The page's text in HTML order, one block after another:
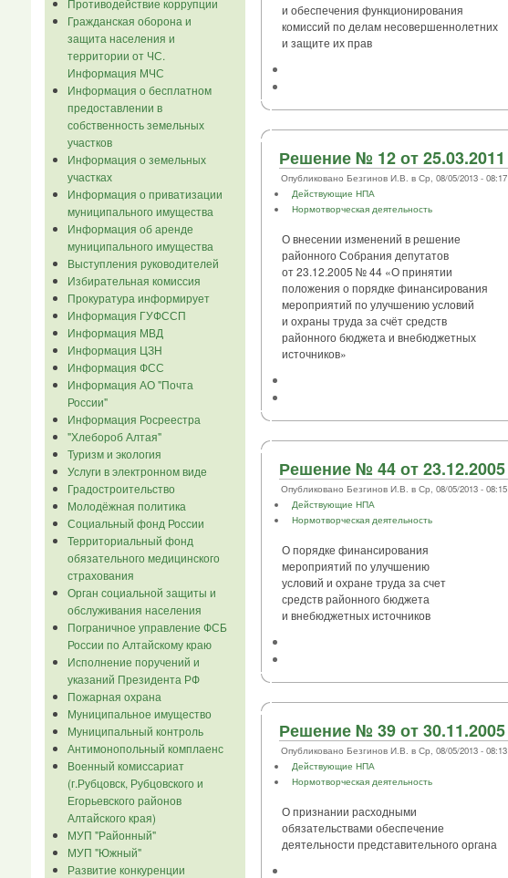
Противодействие коррупции
Гражданская оборона и
защита населения и
территории от ЧС.
Информация МЧС
Информация о бесплатном
предоставлении в
собственность земельных
участков
Информация о земельных
участках
Информация о приватизации
муниципального имущества
Информация об аренде
муниципального имущества
Выступления руководителей
Избирательная комиссия
Прокуратура информирует
Информация ГУФССП
Информация МВД
Информация ЦЗН
Информация ФСС
Информация АО "Почта
России"
Информация Росреестра
"Хлебороб Алтая"
Туризм и экология
Услуги в электронном виде
Градостроительство
Молодёжная политика
Социальный фонд России
Территориальный фонд
обязательного медицинского
страхования
Орган социальной защиты и
обслуживания населения
Пограничное управление ФСБ
России по Алтайскому краю
Исполнение поручений и
указаний Президента РФ
Пожарная охрана
Муниципальное имущество
Муниципальный контроль
Антимонопольный комплаенс
Военный комиссариат
(г.Рубцовск, Рубцовского и
Егорьевского районов
Алтайского края)
МУП "Районный"
МУП "Южный"
Развитие конкуренции
и обеспечения функционирования
комиссий по делам несовершеннолетних
и защите их прав
Решение № 12 от 25.03.2011
Опубликовано Безгинов И.В. в Ср, 08/05/2013 - 08:17
Действующие НПА
Нормотворческая деятельность
О внесении изменений в решение
районного Собрания депутатов
от 23.12.2005 № 44 «О принятии
положения о порядке финансирования
мероприятий по улучшению условий
и охраны труда за счёт средств
районного бюджета и внебюджетных
источников»
Решение № 44 от 23.12.2005
Опубликовано Безгинов И.В. в Ср, 08/05/2013 - 08:15
Действующие НПА
Нормотворческая деятельность
О порядке финансирования
мероприятий по улучшению
условий и охране труда за счет
средств районного бюджета
и внебюджетных источников
Решение № 39 от 30.11.2005
Опубликовано Безгинов И.В. в Ср, 08/05/2013 - 08:13
Действующие НПА
Нормотворческая деятельность
О признании расходными
обязательствами обеспечение
деятельности представительного органа